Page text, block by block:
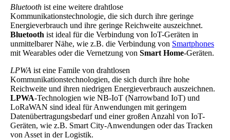
Bluetooth ist eine weitere drahtlose
Kommunikationstechnologie, die sich durch ihre geringe
Energieverbrauch und ihre geringe Reichweite auszeichnet.
Bluetooth ist ideal für die Verbindung von IoT-Geräten in
unmittelbarer Nähe, wie z.B. die Verbindung von Smartphones
mit Wearables oder die Vernetzung von Smart Home-Geräten.
LPWA ist eine Famile von drahtlosen
Kommunikationstechnologien, die sich durch ihre hohe
Reichweite und ihren niedrigen Energieverbrauch auszeichnen.
LPWA-Technologien wie NB-IoT (Narrowband IoT) und
LoRaWAN sind ideal für Anwendungen mit geringem
Datenübertragungsbedarf und einer großen Anzahl von IoT-
Geräten, wie z.B. Smart City-Anwendungen oder das Tracken
von Asset in der Logistik.